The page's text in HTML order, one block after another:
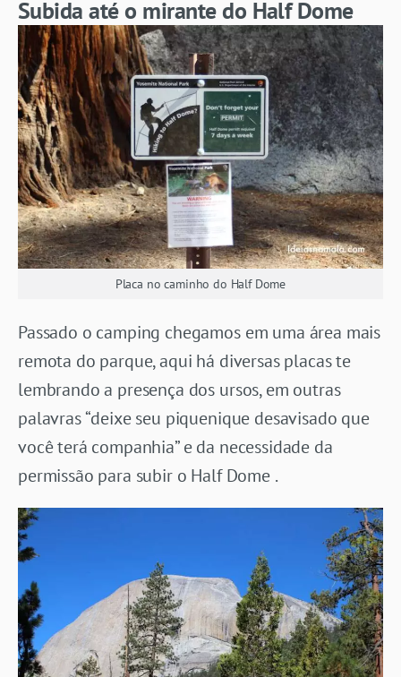
Subida até o mirante do Half Dome
Placa no caminho do Half Dome
Passado o camping chegamos em uma área mais
remota do parque, aqui há diversas placas te
lembrando a presença dos ursos, em outras
palavras “deixe seu piquenique desavisado que
você terá companhia” e da necessidade da
permissão para subir o Half Dome .